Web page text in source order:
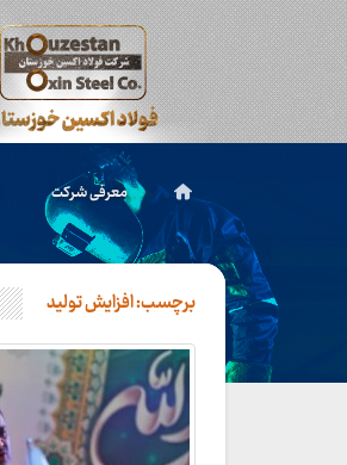
معرفی شرکت
برچسب:افزایش تولید